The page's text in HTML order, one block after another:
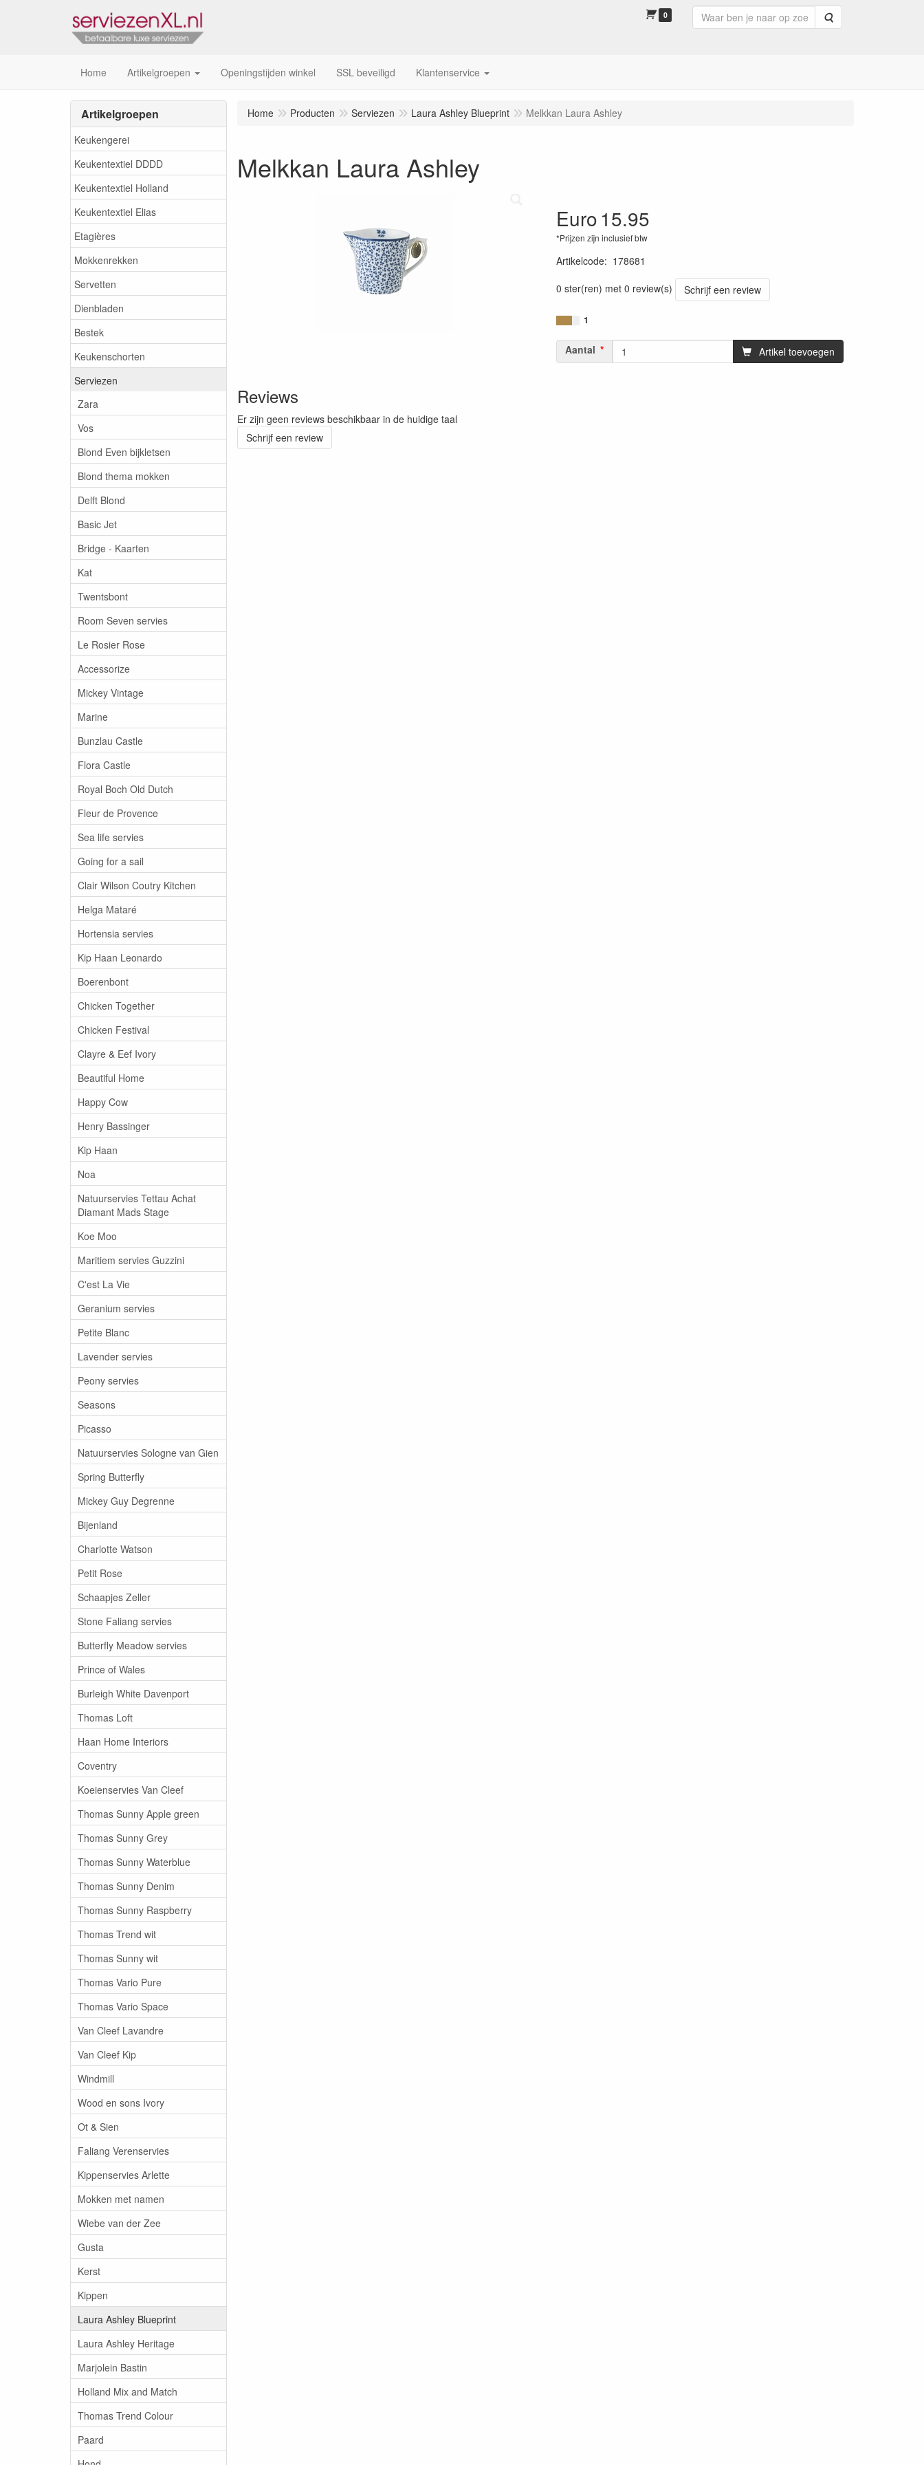
0 Zoeken
Home Artikelgroepen Openingstijden winkel SSL beveiligd Klantenservice
Artikelgroepen
Keukengerei
Keukentextiel DDDD
Keukentextiel Holland
Keukentextiel Elias
Etagières
Mokkenrekken
Servetten
Dienbladen
Bestek
Keukenschorten
Serviezen
Zara
Vos
Blond Even bijkletsen
Blond thema mokken
Delft Blond
Basic Jet
Bridge - Kaarten
Kat
Twentsbont
Room Seven servies
Le Rosier Rose
Accessorize
Mickey Vintage
Marine
Bunzlau Castle
Flora Castle
Royal Boch Old Dutch
Fleur de Provence
Sea life servies
Going for a sail
Clair Wilson Coutry Kitchen
Helga Mataré
Hortensia servies
Kip Haan Leonardo
Boerenbont
Chicken Together
Chicken Festival
Clayre & Eef Ivory
Beautiful Home
Happy Cow
Henry Bassinger
Kip Haan
Noa
Natuurservies Tettau Achat
Diamant Mads Stage
Koe Moo
Maritiem servies Guzzini
C'est La Vie
Geranium servies
Petite Blanc
Lavender servies
Peony servies
Seasons
Picasso
Natuurservies Sologne van Gien
Spring Butterfly
Mickey Guy Degrenne
Bijenland
Charlotte Watson
Petit Rose
Schaapjes Zeller
Stone Faliang servies
Butterfly Meadow servies
Prince of Wales
Burleigh White Davenport
Thomas Loft
Haan Home Interiors
Coventry
Koeienservies Van Cleef
Thomas Sunny Apple green
Thomas Sunny Grey
Thomas Sunny Waterblue
Thomas Sunny Denim
Thomas Sunny Raspberry
Thomas Trend wit
Thomas Sunny wit
Thomas Vario Pure
Thomas Vario Space
Van Cleef Lavandre
Van Cleef Kip
Windmill
Wood en sons Ivory
Ot & Sien
Faliang Verenservies
Kippenservies Arlette
Mokken met namen
Wiebe van der Zee
Gusta
Kerst
Kippen
Laura Ashley Blueprint
Laura Ashley Heritage
Marjolein Bastin
Holland Mix and Match
Thomas Trend Colour
Paard
Home Producten Serviezen Laura Ashley Blueprint Melkkan Laura Ashley
Melkkan Laura Ashley
Euro15.95
*Prijzen zijn inclusief btw
Artikelcode: 178681
0 ster(ren) met 0 review(s)
Schrijf een review
1
Aantal Artikel toevoegen
Reviews
Er zijn geen reviews beschikbaar in de huidige taal
Schrijf een review